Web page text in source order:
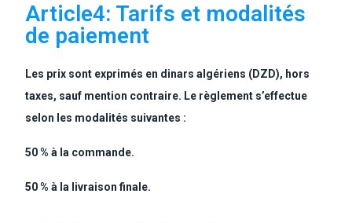
Article4: Tarifs et modalités
de paiement
Les prix sont exprimés en dinars algériens (DZD), hors
taxes, sauf mention contraire. Le règlement s’effectue
selon les modalités suivantes :
50 % à la commande.
50 % à la livraison finale.